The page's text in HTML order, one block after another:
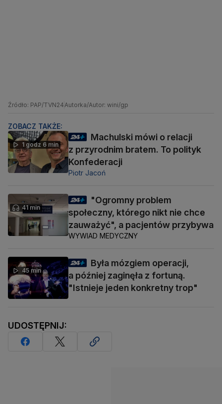
Źródło: PAP/TVN24Autorka/Autor: wini/gp
ZOBACZ TAKŻE:
1 godz 6 min
Machulski mówi o relacji
z przyrodnim bratem. To polityk
Konfederacji
Piotr Jacoń
41 min
"Ogromny problem
społeczny, którego nikt nie chce
zauważyć", a pacjentów przybywa
WYWIAD MEDYCZNY
45 min
Była mózgiem operacji,
a później zaginęła z fortuną.
"Istnieje jeden konkretny trop"
UDOSTĘPNIJ: